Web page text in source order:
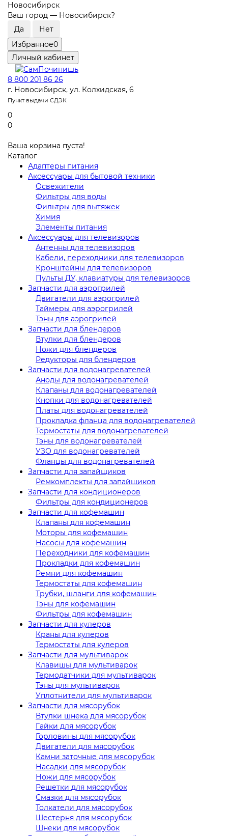
Новосибирск
Ваш город — Новосибирск?
Избранное0
Личный кабинет
8 800 201 86 26
г. Новосибирск, ул. Колхидская, 6
Пункт выдачи СДЭК
0
0
Ваша корзина пуста!
Каталог
Адаптеры питания
Аксессуары для бытовой техники
Освежители
Фильтры для воды
Фильтры для вытяжек
Химия
Элементы питания
Аксессуары для телевизоров
Антенны для телевизоров
Кабели, переходники для телевизоров
Кронштейны для телевизоров
Пульты ДУ, клавиатуры для телевизоров
Запчасти для аэрогрилей
Двигатели для аэрогрилей
Таймеры для аэрогрилей
Тэны для аэрогрилей
Запчасти для блендеров
Втулки для блендеров
Ножи для блендеров
Редукторы для блендеров
Запчасти для водонагревателей
Аноды для водонагревателей
Клапаны для водонагревателей
Кнопки для водонагревателей
Платы для водонагревателей
Прокладка фланца для водонагревателей
Термостаты для водонагревателей
Тэны для водонагревателей
УЗО для водонагревателей
Фланцы для водонагревателей
Запчасти для запайщиков
Ремкомплекты для запайщиков
Запчасти для кондиционеров
Фильтры для кондиционеров
Запчасти для кофемашин
Клапаны для кофемашин
Моторы для кофемашин
Насосы для кофемашин
Переходники для кофемашин
Прокладки для кофемашин
Ремни для кофемашин
Термостаты для кофемашин
Трубки, шланги для кофемашин
Тэны для кофемашин
Фильтры для кофемашин
Запчасти для кулеров
Краны для кулеров
Термостаты для кулеров
Запчасти для мультиварок
Клавишы для мультиварок
Термодатчики для мультиварок
Тэны для мультиварок
Уплотнители для мультиварок
Запчасти для мясорубок
Втулки шнека для мясорубок
Гайки для мясорубок
Горловины для мясорубок
Двигатели для мясорубок
Камни заточные для мясорубок
Насадки для мясорубок
Ножи для мясорубок
Решетки для мясорубок
Смазки для мясорубок
Толкатели для мясорубок
Шестерня для мясорубок
Шнеки для мясорубок